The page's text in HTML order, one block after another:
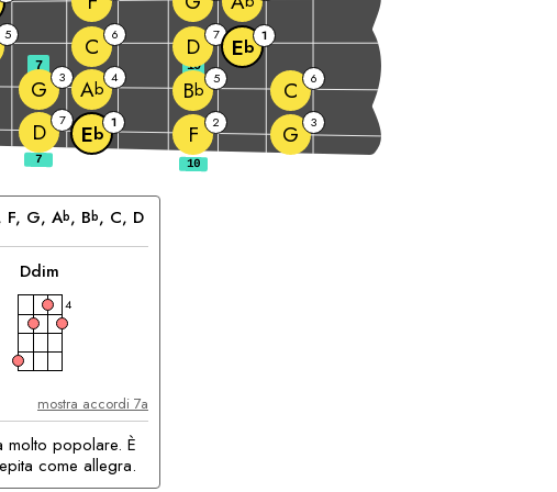
D 7
Eb 1 F 2 G 3
G 3 Ab 4 Bb 5 C 6
5 C 6 D 7 Eb 1
7 10
F, G, Ab, Bb, C, D
Ddim
accordo
4
mostra accordi 7a
molto popolare. È
come allegra.